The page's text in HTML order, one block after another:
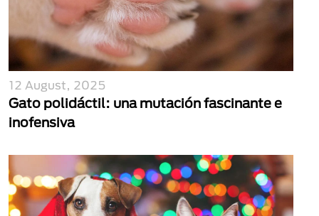
12 August, 2025
Gato polidáctil: una mutación fascinante e
inofensiva